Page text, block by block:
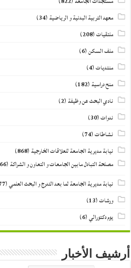
معهد التربية البدنية و الرياضية (34)
ملتقيات(208)
ملف السكن(6)
منتديات(4)
منح دراسية (182)
نادي البحث عن وظيفة (2)
ندوات(30)
نشاطات(74)
نيابة مديرية الجامعة للعلاقات الخارجية (868)
مصلحة التبادل مابين الجامعات و التعاون و الشراكة (66)
نيابة مديرية الجامعة لما بعد التدرج و البحث العلمي(277)
ورشات(13)
يوم دكتورالي(6)
أرشيف الأخبار